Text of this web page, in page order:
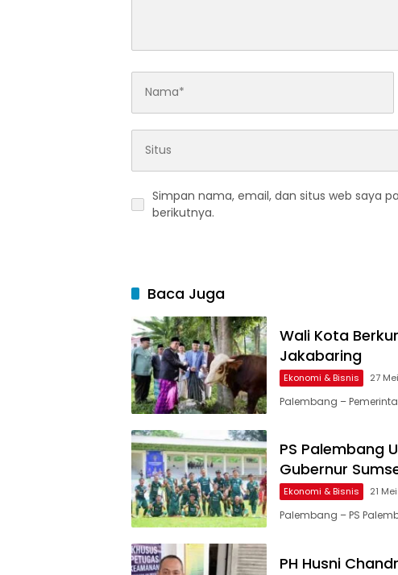
Simpan nama, email, dan situs web saya
berikutnya.
Baca Juga
Wali Kota
Jakabaring
Ekonomi & Bisnis 27
Palembang –
PS Palembang
Gubernur
Ekonomi & Bisnis 21
Palembang – PS
PH Husni